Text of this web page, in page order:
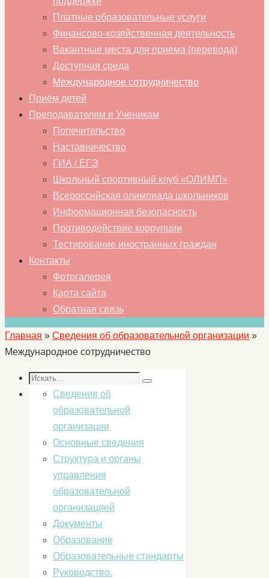
Платные образовательные услуги
Финансово-хозяйственная деятельность
Вакантные места для приема (перевода)
Доступная среда
Международное сотрудничество
Приём детей
Преподавателям и Ученикам
Попечительство
Наставничество
ГИА / ЕГЭ
Школьный спортивный клуб «ОЛИМП»
Всероссийская олимпиада школьников
Информационная безопасность
Противодействие коррупции
Тестирование иностранных граждан
Контакты
Фотогалерея
Карта сайта
Обратная связь
Главная » Сведения об образовательной организации »
Международное сотрудничество
Искать:
Сведения об
образовательной
организации
Основные сведения
Структура и органы
управления
образовательной
организацией
Документы
Образование
Образовательные стандарты
Руководство.